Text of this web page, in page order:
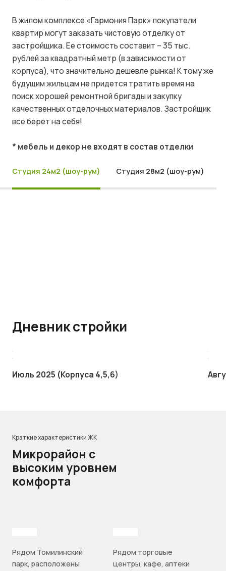
В жилом комплексе «Гармония Парк» покупатели
квартир могут заказать чистовую отделку от
застройщика. Ее стоимость составит – 35 тыс.
рублей за квадратный метр (в зависимости от
корпуса), что значительно дешевле рынка! К тому же
будущим жильцам не придется тратить время на
поиск хорошей ремонтной бригады и закупку
качественных отделочных материалов. Застройщик
все берет на себя!
* мебель и декор не входят в состав отделки
Студия 24м2 (шоу-рум) Студия 28м2 (шоу-рум)
Дневник стройки
Июль 2025 (Корпуса 4,5,6)
Краткие характеристики ЖК
Микрорайон с
высоким уровнем
комфорта
Рядом Томилинский
парк, расположены
Рядом торговые
центры, кафе, аптеки